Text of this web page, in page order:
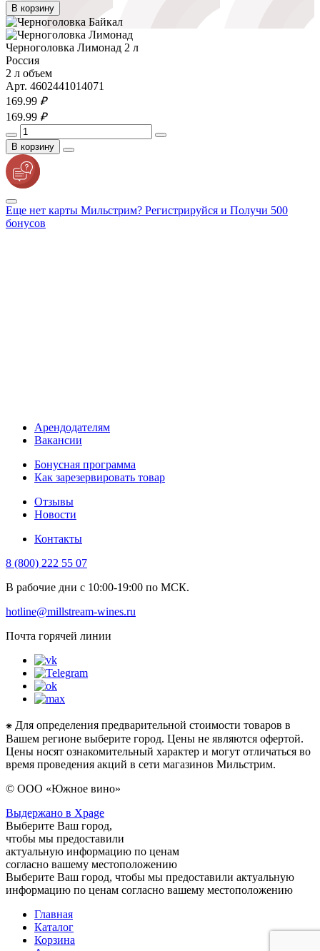
В корзину
Черноголовка Лимонад 2 л
Россия
2 л объем
Арт. 4602441014071
169.99 ₽
169.99 ₽
В корзину
Еще нет карты Мильстрим? Регистрируйся и Получи 500
бонусов
Арендодателям
Вакансии
Бонусная программа
Как зарезервировать товар
Отзывы
Новости
Контакты
8 (800) 222 55 07
В рабочие дни с 10:00-19:00 по МСК.
hotline@millstream-wines.ru
Почта горячей линии
⁕ Для определения предварительной стоимости товаров в
Вашем регионе выберите город. Цены не являются офертой.
Цены носят ознакомительный характер и могут отличаться во
время проведения акций в сети магазинов Мильстрим.
© ООО «Южное вино»
Выдержано в Xpage
Выберите Ваш город,
чтобы мы предоставили
актуальную информацию по ценам
согласно вашему местоположению
Выберите Ваш город, чтобы мы предоставили актуальную
информацию по ценам согласно вашему местоположению
Главная
Каталог
Корзина